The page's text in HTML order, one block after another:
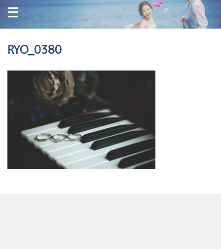
RYO_0380